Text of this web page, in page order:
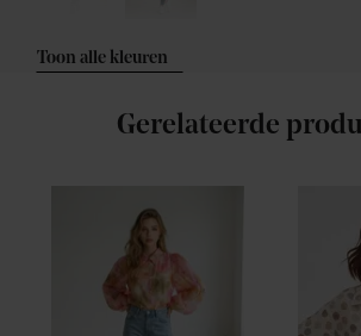
Toon alle kleuren
Gerelateerde